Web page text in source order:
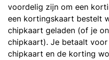
voordelig zijn om een
een kortingskaart bestelt
chipkaart geladen (of je
chipkaart). Je betaalt
chipkaart en de korting